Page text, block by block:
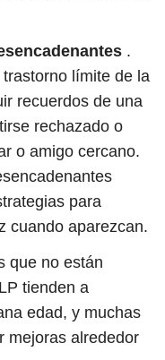
.
límite de la
recuerdos de una
rechazado o
o amigo cercano.
para
cuando aparezcan.
que no están
tienden a
edad, y muchas
mejoras alrededor